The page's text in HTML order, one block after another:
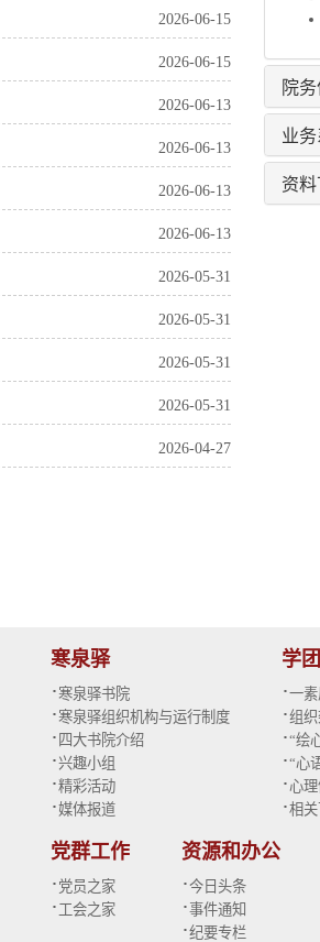
2026-06-15
2026-06-15
2026-06-13
2026-06-13
2026-06-13
2026-06-13
2026-05-31
2026-05-31
2026-05-31
2026-05-31
2026-04-27
院
业
资
寒泉驿
· 寒泉驿书院
· 寒泉驿组织机构与运行制度
· 四大书院介绍
·兴趣小组
·精彩活动
·媒体报道
学
·一
·组
·“绘
·“心
·心
·相
党群工作
· 党员之家
· 工会之家
资源和办公
·今日头条
·事件通知
·纪要专栏